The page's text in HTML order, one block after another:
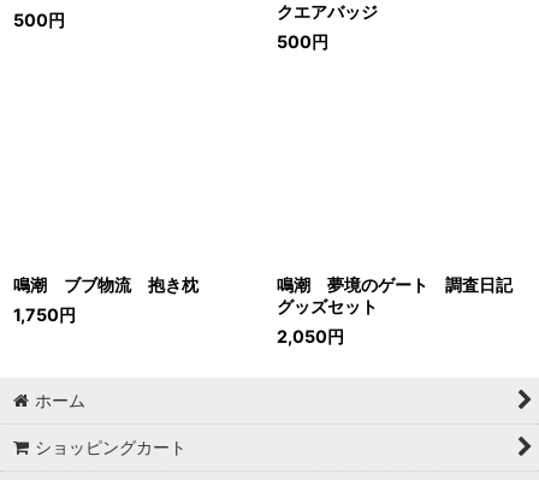
500円
クエアバッジ
500円
鳴潮 ブブ物流 抱き枕
1,750円
鳴潮 夢境のゲート 調査日記
グッズセット
2,050円
ホーム
ショッピングカート